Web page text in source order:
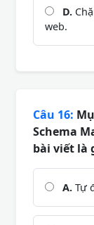
D.
web.
Câu 16:
Schema
bài viết là
A. Tự